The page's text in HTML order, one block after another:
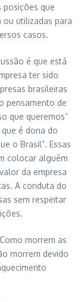
que
ou utilizadas para
casos.
é que está
ter sido
brasileiras
pensamento de
que queremos”
é dona do
o Brasil”. Essas
colocar alguém
da empresa
A conduta do
sem respeitar
morrem as
morrem devido